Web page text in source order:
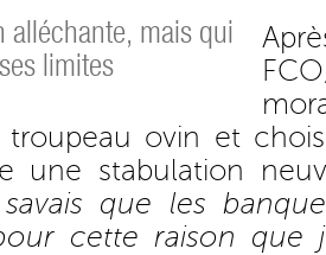
alléchante, mais qui
limites
troupeau ovin et
une stabulation
que les
cette raison que